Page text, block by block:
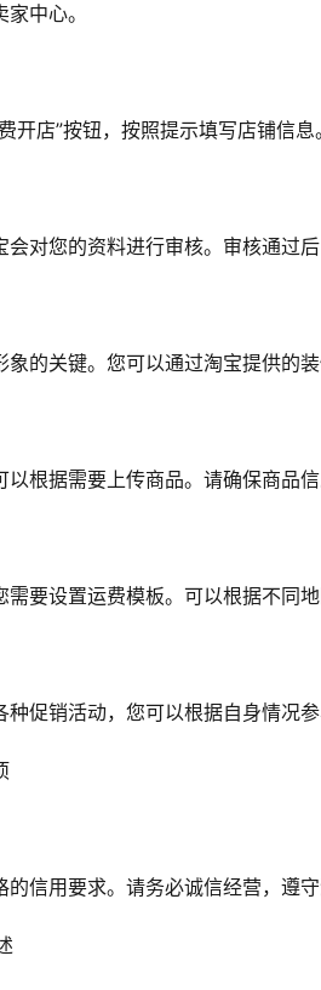
中心。
开店”按钮，按照提示填写店铺信息。
对您的资料进行审核。审核通过后
的关键。您可以通过淘宝提供的
根据需要上传商品。请确保商品
要设置运费模板。可以根据不同
促销活动，您可以根据自身情况参
信用要求。请务必诚信经营，遵